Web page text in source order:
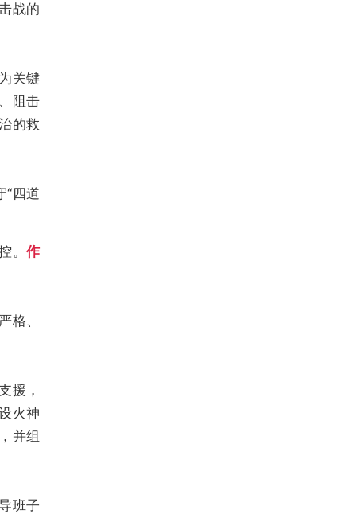
战的
关键
阻击
的救
“四道
。作
格、
援，
火神
并组
班子